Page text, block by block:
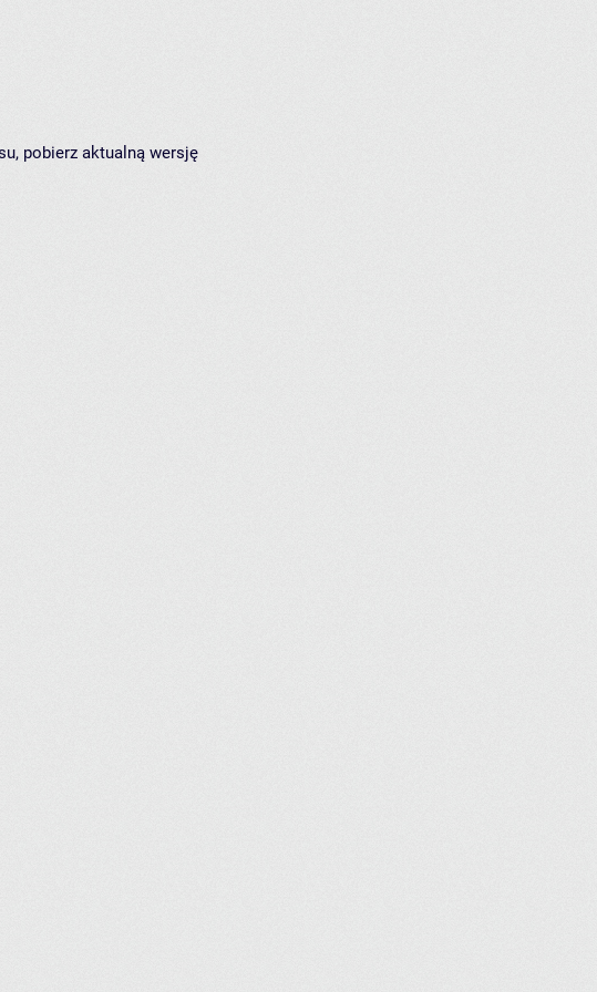
pobierz aktualną wersję